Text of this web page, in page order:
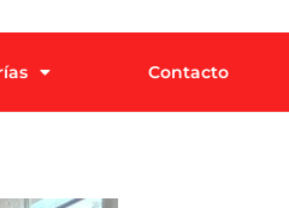
Contacto